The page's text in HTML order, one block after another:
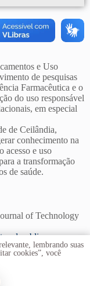
e Uso
de pesquisas
Farmacêutica e o
do uso responsável
em especial
de Ceilândia,
conhecimento na
acesso e uso
a transformação
de saúde.
of Technology
and public
Todos os
lembrando suas
cookies”, você